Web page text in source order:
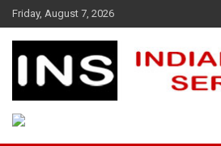
Skip
to
content
Friday, August 7, 2026
Indian News Service